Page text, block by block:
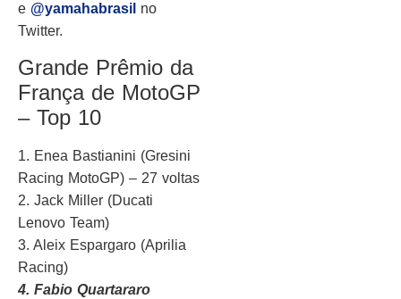
e @yamahabrasil no
Twitter.
Grande Prêmio da
França de MotoGP
– Top 10
1. Enea Bastianini (Gresini
Racing MotoGP) – 27 voltas
2. Jack Miller (Ducati
Lenovo Team)
3. Aleix Espargaro (Aprilia
Racing)
4. Fabio Quartararo